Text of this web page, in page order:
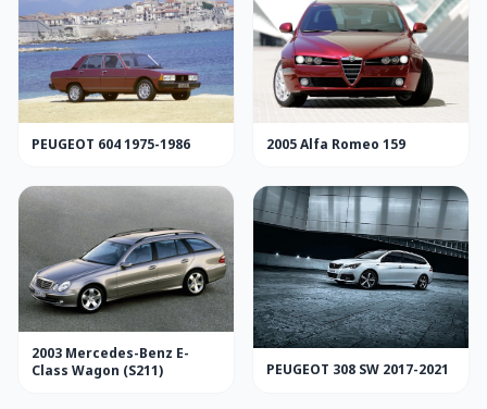
PEUGEOT 604 1975-1986 2005 Alfa Romeo 159
2003 Mercedes-Benz E-
Class Wagon (S211)
PEUGEOT 308 SW 2017-2021